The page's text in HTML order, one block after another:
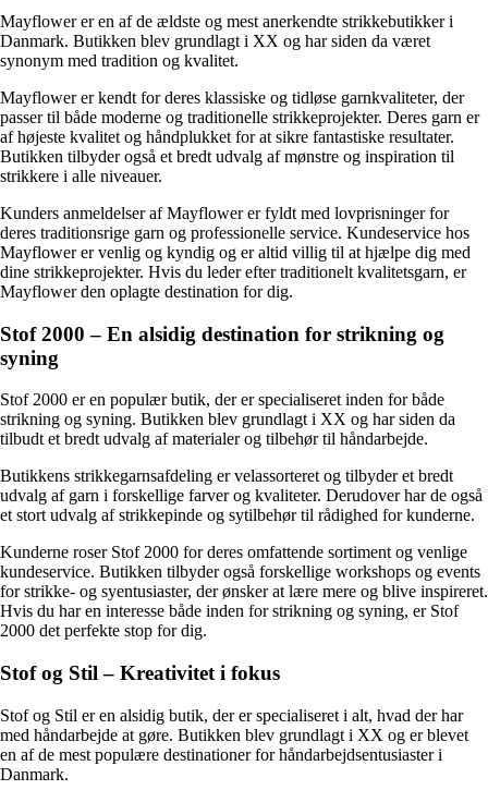
Mayflower er en af de ældste og mest anerkendte strikkebutikker i
Danmark. Butikken blev grundlagt i XX og har siden da været
synonym med tradition og kvalitet.
Mayflower er kendt for deres klassiske og tidløse garnkvaliteter, der
passer til både moderne og traditionelle strikkeprojekter. Deres garn er
af højeste kvalitet og håndplukket for at sikre fantastiske resultater.
Butikken tilbyder også et bredt udvalg af mønstre og inspiration til
strikkere i alle niveauer.
Kunders anmeldelser af Mayflower er fyldt med lovprisninger for
deres traditionsrige garn og professionelle service. Kundeservice hos
Mayflower er venlig og kyndig og er altid villig til at hjælpe dig med
dine strikkeprojekter. Hvis du leder efter traditionelt kvalitetsgarn, er
Mayflower den oplagte destination for dig.
Stof 2000 – En alsidig destination for strikning og
syning
Stof 2000 er en populær butik, der er specialiseret inden for både
strikning og syning. Butikken blev grundlagt i XX og har siden da
tilbudt et bredt udvalg af materialer og tilbehør til håndarbejde.
Butikkens strikkegarnsafdeling er velassorteret og tilbyder et bredt
udvalg af garn i forskellige farver og kvaliteter. Derudover har de også
et stort udvalg af strikkepinde og sytilbehør til rådighed for kunderne.
Kunderne roser Stof 2000 for deres omfattende sortiment og venlige
kundeservice. Butikken tilbyder også forskellige workshops og events
for strikke- og syentusiaster, der ønsker at lære mere og blive inspireret.
Hvis du har en interesse både inden for strikning og syning, er Stof
2000 det perfekte stop for dig.
Stof og Stil – Kreativitet i fokus
Stof og Stil er en alsidig butik, der er specialiseret i alt, hvad der har
med håndarbejde at gøre. Butikken blev grundlagt i XX og er blevet
en af de mest populære destinationer for håndarbejdsentusiaster i
Danmark.